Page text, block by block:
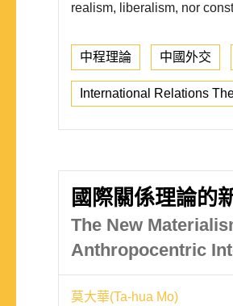
realism, liberalism, nor
中程理論 中國外交
International Relations
國際關係理論的
The New
Anthropocentric
莫大華(Ta-hua Mo)